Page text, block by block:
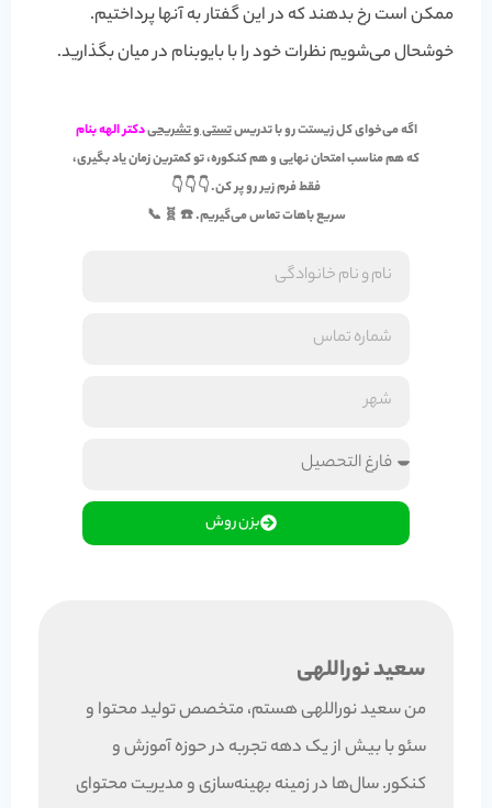
ممکن است رخ بدهند که در این گفتار به آنها پرداختیم.
خوشحال می‌شویم نظرات خود را با بایوبنام در میان بگذارید.
اگه می‌خوای کل زیستت رو با تدریستستی و تشریحیدکتر الهه بنام
که هم مناسبامتحان نهاییو همکنکوره، تو کمترین زمان یاد بگیری،
فقط فرم زیر رو پر کن. 👇 👇 👇
سریع باهات تماس می‌گیریم. ☎️ 🧬 📞
بزن روش
سعید نوراللهی
من سعید نوراللهی هستم، متخصص تولید محتوا و
سئو با بیش از یک دهه تجربه در حوزه آموزش و
کنکور. سال‌ها در زمینه بهینه‌سازی و مدیریت محتوای